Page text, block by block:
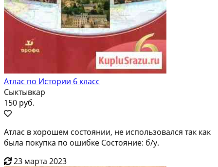
Атлас по Истории 6 класс
Сыктывкар
150 руб.
Атлас в хорошем состоянии, не использовался так как
была покупка по ошибке Состояние: б/у.
23 марта 2023